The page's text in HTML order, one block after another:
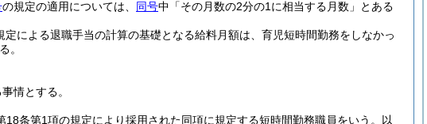
の規定の適用については、 同号中「その月数の2分の1に相当する月数」とある
定による退職手当の計算の基礎となる給料月額は、育児短時間勤務をしなかっ
。
情とする。
18条第1項の規定により採用された同項に規定する短時間勤務職員をいう。以